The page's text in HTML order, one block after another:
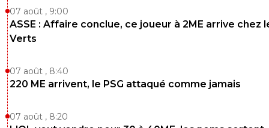
07 août , 9:00
ASSE : Affaire conclue, ce joueur à 2ME arrive chez
Verts
07 août , 8:40
220 ME arrivent, le PSG attaqué comme jamais
07 août , 8:20